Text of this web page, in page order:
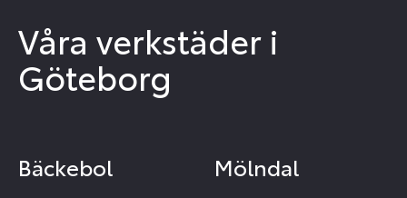
Våra verkstäder i
Göteborg
Bäckebol Mölndal